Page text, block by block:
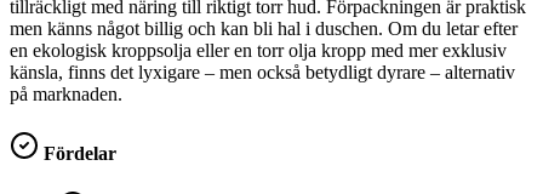
tillräckligt med näring till riktigt torr hud. Förpackningen är praktisk
men känns något billig och kan bli hal i duschen. Om du letar efter
en ekologisk kroppsolja eller en torr olja kropp med mer exklusiv
känsla, finns det lyxigare – men också betydligt dyrare – alternativ
på marknaden.
Fördelar